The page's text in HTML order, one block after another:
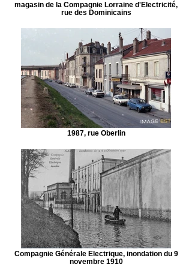
magasin de la Compagnie Lorraine d'Electricité,
rue des Dominicains
1987, rue Oberlin
Compagnie Générale Electrique, inondation du 9
novembre 1910